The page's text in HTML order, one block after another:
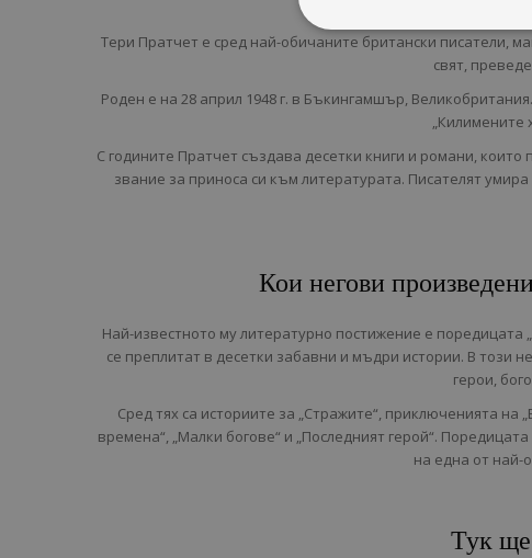
Тери Пратчет е сред най-обичаните британски писатели,
свят,
Роден е на 28 април 1948 г. в Бъкингамшър,
„Килимените
С годините Пратчет създава десетки книги и романи, които
звание за приноса си към литературата. Писателят
Кои негови
Най-известното му литературно постижение е
се преплитат в десетки забавни и мъдри истории. В този
герои,
Сред тях са историите за „Стражите“, приключенията на
времена“, „Малки богове“ и „Последният герой“.
на една от най-
Тук